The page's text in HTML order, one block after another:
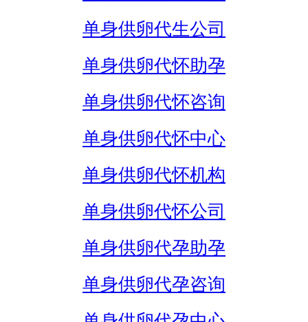
单身供卵代生公司
单身供卵代怀助孕
单身供卵代怀咨询
单身供卵代怀中心
单身供卵代怀机构
单身供卵代怀公司
单身供卵代孕助孕
单身供卵代孕咨询